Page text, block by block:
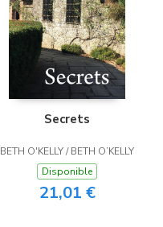
Secrets
BETH O'KELLY / BETH O’KELLY
Disponible
21,01 €